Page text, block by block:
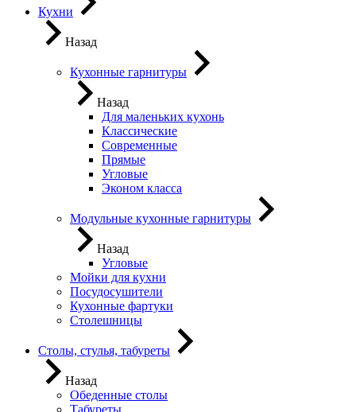
Кухни
Назад
Кухонные гарнитуры
Назад
Для маленьких кухонь
Классические
Современные
Прямые
Угловые
Эконом класса
Модульные кухонные гарнитуры
Назад
Угловые
Мойки для кухни
Посудосушители
Кухонные фартуки
Столешницы
Столы, стулья, табуреты
Назад
Обеденные столы
Табуреты